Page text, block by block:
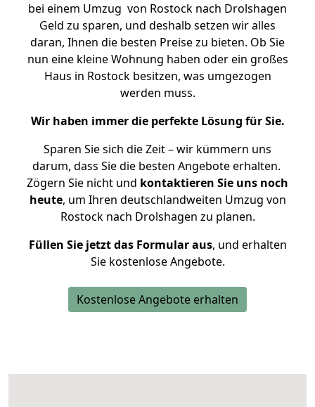
bei einem Umzug von Rostock nach Drolshagen
Geld zu sparen, und deshalb setzen wir alles
daran, Ihnen die besten Preise zu bieten. Ob Sie
nun eine kleine Wohnung haben oder ein großes
Haus in Rostock besitzen, was umgezogen
werden muss.
Wir haben immer die perfekte Lösung für Sie.
Sparen Sie sich die Zeit – wir kümmern uns
darum, dass Sie die besten Angebote erhalten.
Zögern Sie nicht und kontaktieren Sie uns noch
heute, um Ihren deutschlandweiten Umzug von
Rostock nach Drolshagen zu planen.
Füllen Sie jetzt das Formular aus, und erhalten
Sie kostenlose Angebote.
Kostenlose Angebote erhalten